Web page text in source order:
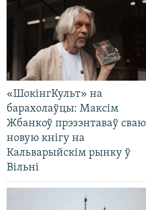
«ШокінгКульт» на
барахолаўцы: Максім
Жбанкоў прэзэнтаваў сваю
новую кнігу на
Кальварыйскім рынку ў
Вільні